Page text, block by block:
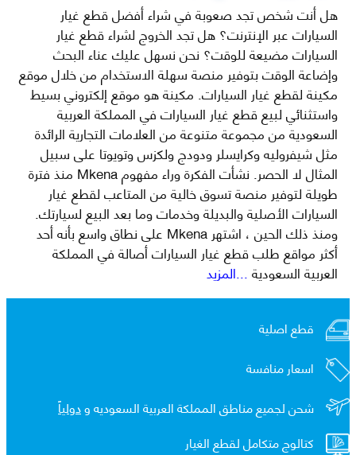
هل أنت شخص تجد صعوبة في شراء أفضل قطع غيار
السيارات عبر الإنترنت؟ هل تجد الخروج لشراء قطع غيار
السيارات مضيعة للوقت؟ نحن نسهل عليك عناء البحث
وإضاعة الوقت بتوفير منصة سهلة الاستخدام من خلال موقع
مكينة لقطع غيار السيارات. مكينة هو موقع إلكتروني بسيط
واستثنائي لبيع قطع غيار السيارات في المملكة العربية
السعودية من مجموعة متنوعة من العلامات التجارية الرائدة
مثل شيفروليه وكرايسلر ودودج ولكزس وتويوتا على سبيل
المثال لا الحصر. نشأت الفكرة وراء مفهوم Mkena منذ فترة
طويلة لتوفير منصة تسوق خالية من المتاعب لقطع غيار
السيارات الأصلية والبديلة وخدمات وما بعد البيع لسيارتك.
ومنذ ذلك الحين ، اشتهر Mkena على نطاق واسع بأنه أحد
أكثر مواقع طلب قطع غيار السيارات أصالة في المملكة
العربية السعودية...المزيد
قطع اصلية
اسعار منافسة
شحن لجميع مناطق المملكة العربية السعوديه ودولياً
كتالوج متكامل لقطع الغيار